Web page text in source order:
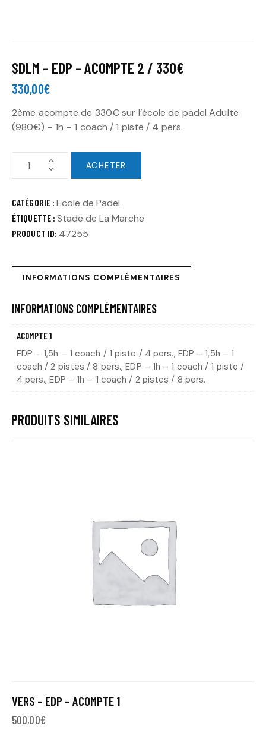
SDLM – EDP – ACOMPTE 2 / 330€
330,00€
2ème acompte de 330€ sur l’école de padel Adulte
(980€) – 1h – 1 coach / 1 piste / 4 pers.
ACHETER
CATÉGORIE :Ecole de Padel
ÉTIQUETTE :Stade de La Marche
PRODUCT ID: 47255
INFORMATIONS COMPLÉMENTAIRES
INFORMATIONS COMPLÉMENTAIRES
ACOMPTE 1
EDP – 1,5h – 1 coach / 1 piste / 4 pers., EDP – 1,5h – 1
coach / 2 pistes / 8 pers., EDP – 1h – 1 coach / 1 piste /
4 pers., EDP – 1h – 1 coach / 2 pistes / 8 pers.
PRODUITS SIMILAIRES
VERS – EDP – ACOMPTE 1
500,00€